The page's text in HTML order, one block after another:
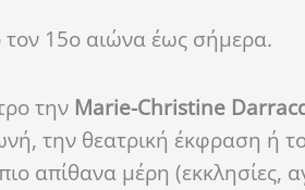
τον 15ο αιώνα έως σήμερα.
την Marie-Christine
την θεατρική έκφραση ή
απίθανα μέρη (εκκλησίες,